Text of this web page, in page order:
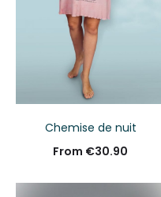
Chemise de nuit
From €30.90